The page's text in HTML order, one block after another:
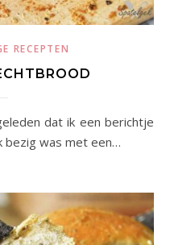
RECEPTEN
bezig was met een…